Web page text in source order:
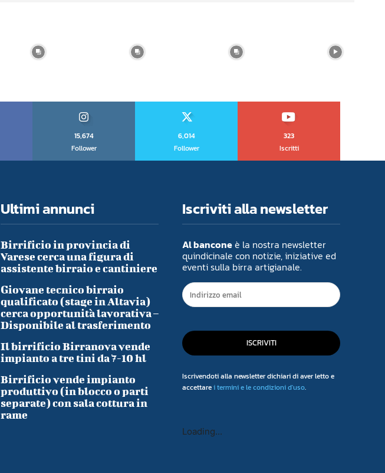
15,674
Follower
6,014
Follower
323
Iscritti
Ultimi annunci
Birrificio in provincia di
Varese cerca una figura di
assistente birraio e cantiniere
Giovane tecnico birraio
qualificato (stage in Altavia)
cerca opportunità lavorativa –
Disponibile al trasferimento
Il birrificio Birranova vende
impianto a tre tini da 7-10 hl
Birrificio vende impianto
produttivo (in blocco o parti
separate) con sala cottura in
rame
Iscriviti alla newsletter
Al banconeè la nostra newsletter
quindicinale con notizie, iniziative ed
eventi sulla birra artigianale.
ISCRIVITI
Iscrivendoti alla newsletter dichiari di aver letto e
accettarei termini e le condizioni d'uso.
Loading...